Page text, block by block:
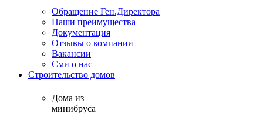
Обращение Ген.Директора
Наши преимущества
Документация
Отзывы о компании
Вакансии
Сми о нас
Строительство домов
Дома из
минибруса